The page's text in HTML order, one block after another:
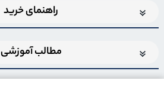
راهنمای خرید
مطالب آموزشی